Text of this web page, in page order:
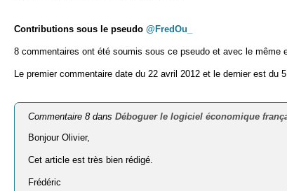
Contributions sous le pseudo @FredOu_
8 commentaires ont été soumis sous ce pseudo et avec le même
Le premier commentaire date du 22 avril 2012 et le dernier est du 5
Commentaire 8 dansDéboguer le logiciel économique
Bonjour Olivier,
Cet article est très bien rédigé.
Frédéric